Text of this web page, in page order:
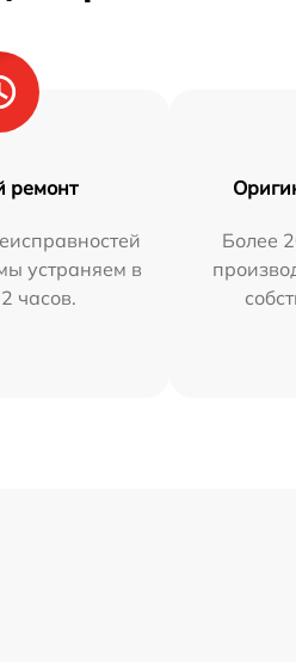
ремонт
устраняем в
часов.
Более